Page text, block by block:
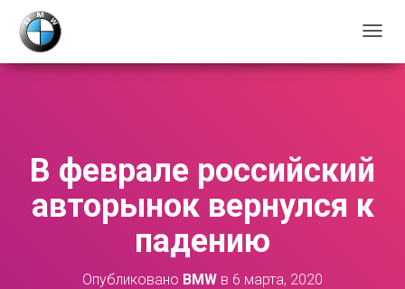
Е
Ч
И
Т
Ь
В феврале российский
авторынок вернулся к
падению
Опубликовано BMW в 6 марта, 2020